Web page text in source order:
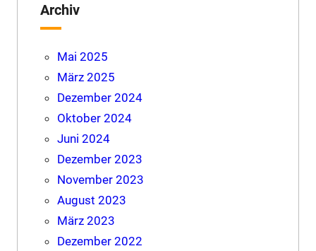
Archiv
Mai 2025
März 2025
Dezember 2024
Oktober 2024
Juni 2024
Dezember 2023
November 2023
August 2023
März 2023
Dezember 2022